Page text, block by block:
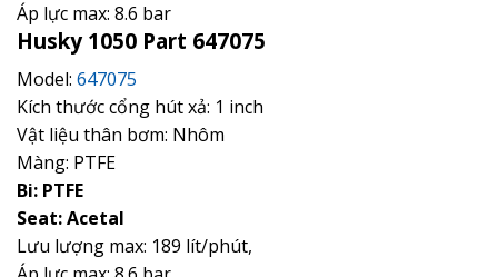
Áp lực max: 8.6 bar
Husky 1050 Part 647075
Model: 647075
Kích thước cổng hút xả: 1 inch
Vật liệu thân bơm: Nhôm
Màng: PTFE
Bi: PTFE
Seat: Acetal
Lưu lượng max: 189 lít/phút,